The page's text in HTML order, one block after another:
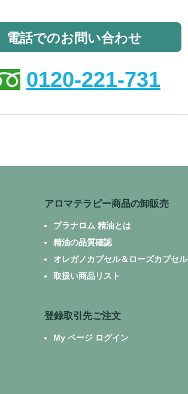
電話でのお問い合わせ
0120-221-731
アロマテラピー商品の卸販売
プラナロム 精油とは
精油の品質確認
オレガノカプセル＆ローズカプセル
取扱い商品リスト
登録取引先ご注文
My ページ ログイン